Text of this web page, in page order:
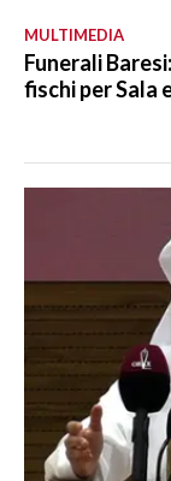
MULTIMEDIA
Funerali
fischi per Sala